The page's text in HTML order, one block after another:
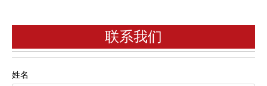
联系我们
姓名